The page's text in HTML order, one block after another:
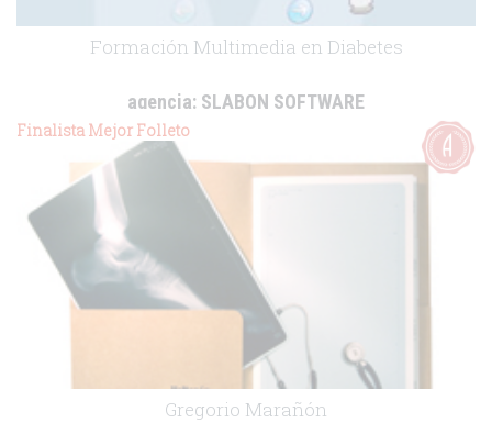
Formación Multimedia en Diabetes
agencia: SLABON SOFTWARE
cliente:
Finalista Mejor Folleto
Gregorio Marañón